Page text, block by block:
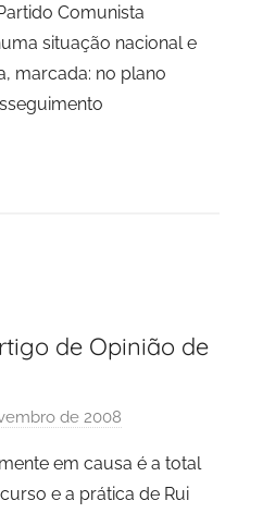
r
P
C
Comunista
situação nacional e
marcada: no plano
de Opinião de
de 2008
r
P
em causa é a total
e a prática de Rui